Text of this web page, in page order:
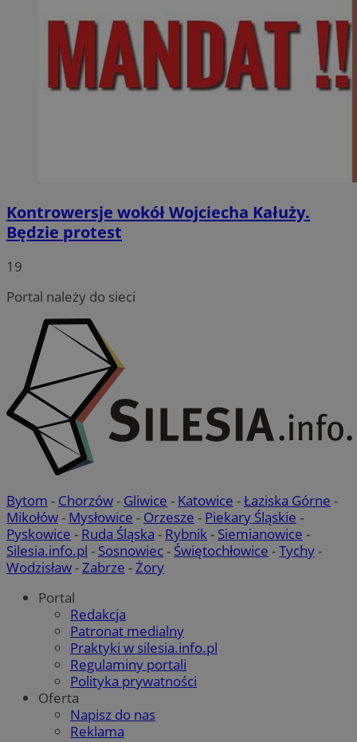
Kontrowersje wokół Wojciecha Kałuży.
Będzie protest
19
Portal należy do sieci
Bytom - Chorzów- Gliwice - Katowice -Łaziska Górne -
Mikołów- Mysłowice - Orzesze - Piekary Śląskie -
Pyskowice - Ruda Śląska - Rybnik- Siemianowice -
Silesia.info.pl - Sosnowiec- Świętochłowice -Tychy-
Wodzisław-Zabrze -Żory
Portal
Redakcja
Patronat medialny
Praktyki w silesia.info.pl
Regulaminy portali
Polityka prywatności
Oferta
Napisz do nas
Reklama